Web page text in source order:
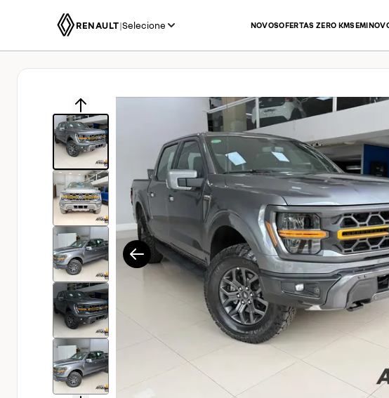
RENAULT|Selecione NOVOSOFERTAS ZERO KM